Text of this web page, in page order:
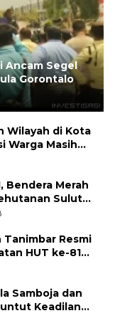
Ancam Segel
Gorontalo
Wilayah di Kota
Warga Masih
Bendera Merah
Sulut
Resmi
HUT ke-81
Perkuat
Samboja dan
Keadilan
Adil